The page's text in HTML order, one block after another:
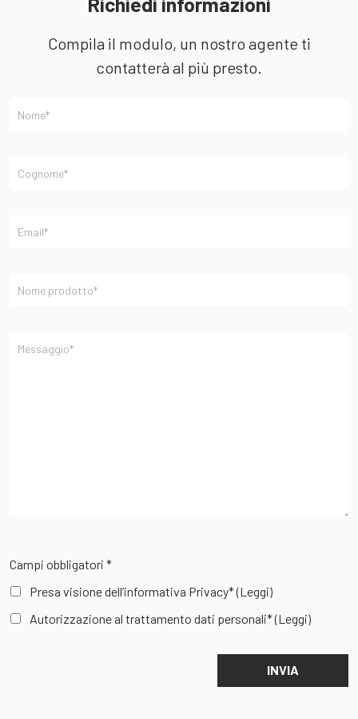
Compila il modulo, un nostro agente ti
contatterà al più presto.
Campi obbligatori *
Presa visione dell’informativa Privacy*(Leggi)
Autorizzazione al trattamento dati personali*(Leggi)